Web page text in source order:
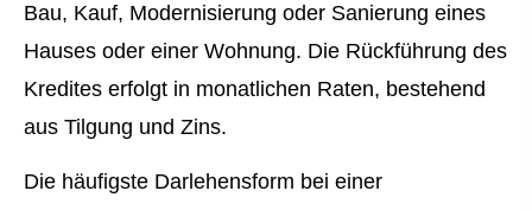
Bau, Kauf, Modernisierung oder Sanierung eines
Hauses oder einer Wohnung. Die Rückführung des
Kredites erfolgt in monatlichen Raten, bestehend
aus Tilgung und Zins.
Die häufigste Darlehensform bei einer